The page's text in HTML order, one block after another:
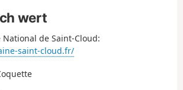
wert
National de Saint-Cloud:
saint-cloud.fr/